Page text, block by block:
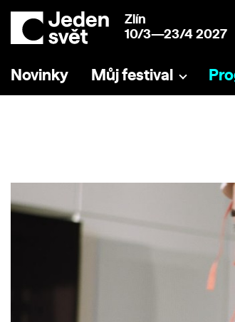
Zlín
10/3—23/4 2027
Novinky Můj festival